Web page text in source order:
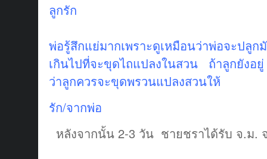
ลูกรัก
พ่อรู้สึกแย่มากเพราะดูเหมือนว่าพ่อจะปลู
เกินไปที่จะขุดไถแปลงในสวน ถ้าลูกยัง
ว่าลูกควรจะขุดพรวนแปลงสวนให้
รัก/จากพ่อ
หลังจากนั้น 2-3 วัน ชายชราได้รับ จ.ม